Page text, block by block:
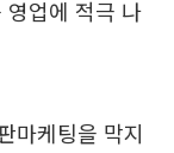
영업에 적극 나
마케팅을 막지